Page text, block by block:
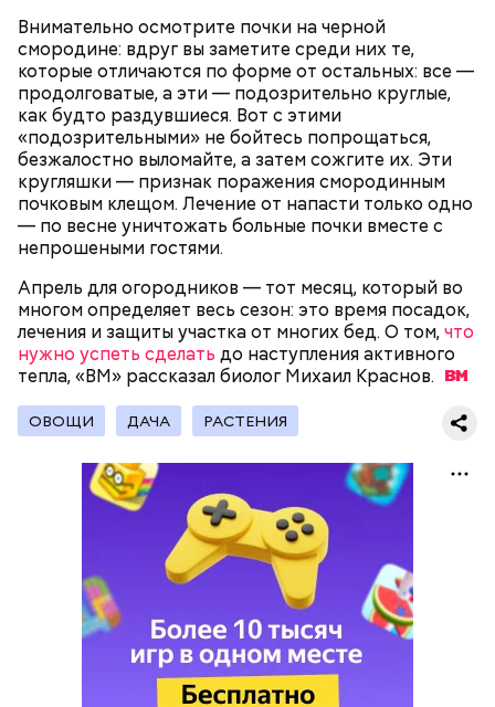
Внимательно осмотрите почки на черной
смородине: вдруг вы заметите среди них те,
которые отличаются по форме от остальных: все —
продолговатые, а эти — подозрительно круглые,
как будто раздувшиеся. Вот с этими
«подозрительными» не бойтесь попрощаться,
безжалостно выломайте, а затем сожгите их. Эти
кругляшки — признак поражения смородинным
почковым клещом. Лечение от напасти только одно
— по весне уничтожать больные почки вместе с
непрошеными гостями.
Апрель для огородников — тот месяц, который во
многом определяет весь сезон: это время посадок,
лечения и защиты участка от многих бед. О том, что
нужно успеть сделать до наступления активного
тепла, «ВМ» рассказал биолог Михаил Краснов.
ОВОЩИ ДАЧА РАСТЕНИЯ
кабачок;
петрушка;
оливковое масло;
— Кабачки, порезанные кубиками, нужно легко
обжарить на сковороде. К ним добавляются зелень
петрушки, чеснок, соль и оливковое масло.
Получается очень вкусно, — поделился рецептом
Копылов.
лишним весом.
— В дыне содержится много сахара, который
представлен фруктозой. С одной стороны — это
хорошо, потому что дает энергию. Но важно
помнить, что сладкими дынями не нужно сильно
увлекаться, так же как и арбузами, людям с
сахарным диабетом и лишним весом, —
подчеркнула доктор.